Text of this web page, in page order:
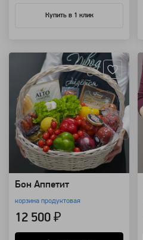
Купить в 1 клик
Бон Аппетит
корзина продуктовая
12 500 ₽